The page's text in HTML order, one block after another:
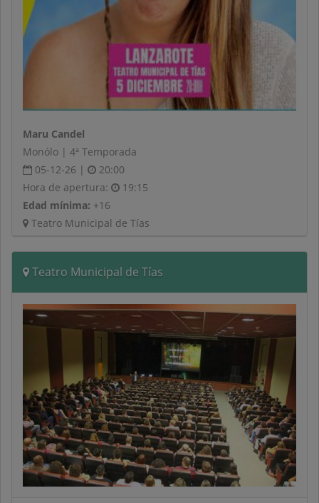
Maru Candel
Monólo | 4ª Temporada
05-12-26 |
20:00
Hora de apertura:
19:15
Edad mínima: +16
Teatro Municipal de Tías
Teatro Municipal de Tías